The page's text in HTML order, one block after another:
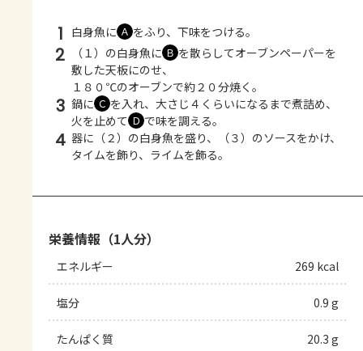
1 白身魚に Ａ をふり、下味をつける。
2 （１）の白身魚に Ｂ を散らしてオーブンペーパーを
敷した天板にのせ、
１８０℃のオーブンで約２０分焼く。
3 鍋に Ｃ を入れ、大さじ４くらいになるまで煮詰め、
火を止めて Ｄ で味を調える。
4 器に（２）の白身魚を盛り、（３）のソースをかけ、
タイムを飾り、ライムを飾る。
栄養情報（1人分）
エネルギー 269 kcal
塩分 0.9 g
たんぱく質 20.3 g